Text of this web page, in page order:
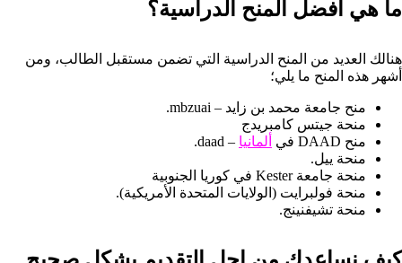
ما هي افضل المنح الدراسية؟
هنالك العديد من المنح الدراسية التي تضمن مستقبل الطالب، ومن
أشهر هذه المنح ما يلي؛
منح جامعة محمد بن زايد – mbzuai.
منحة جيتس كامبريدج
منح DAAD في
ألمانيا – daad.
منحة ييل.
منحة جامعة Kester في كوريا الجنوبية
منحة فولبرايت (الولايات المتحدة الأمريكية).
منحة تشيفنينج.